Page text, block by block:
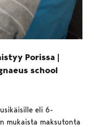
Porissa |
school
eli 6-
mukaista maksutonta